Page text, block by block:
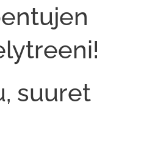
suuret